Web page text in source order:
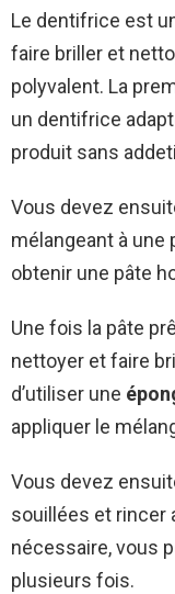
Le dentifrice est
faire briller et
polyvalent. La
un dentifrice
produit sans
Vous devez
mélangeant à une
obtenir une pâte
Une fois la pâte
nettoyer et faire
d’utiliser une
appliquer le
Vous devez
souillées et rincer
nécessaire, vous
plusieurs fois.